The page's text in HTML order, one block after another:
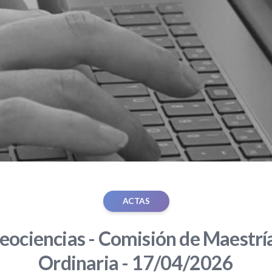
ACTAS
- Comisión de
Ordinaria - 17/04/2026